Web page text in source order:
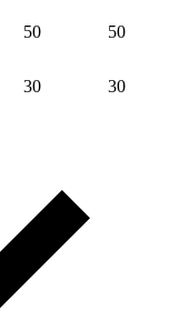
50 50
30 30